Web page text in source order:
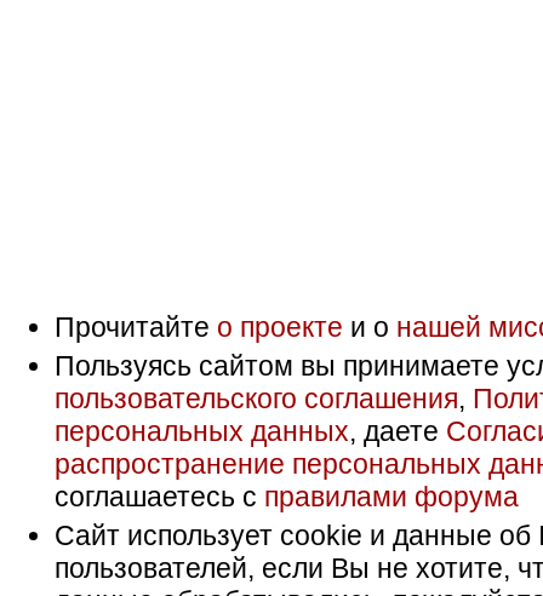
Прочитайте о проекте и о нашей
Пользуясь сайтом вы принимаете
пользовательского соглашения,
персональных данных, даете
распространение персональных
соглашаетесь с правилами форума
Сайт использует cookie и данные об
пользователей, если Вы не хотите,